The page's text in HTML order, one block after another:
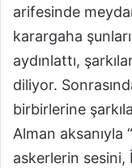
arifesinde
karargaha
aydınlattı,
diliyor.
birbirlerine
Alman aksanıyla
askerlerin sesini,